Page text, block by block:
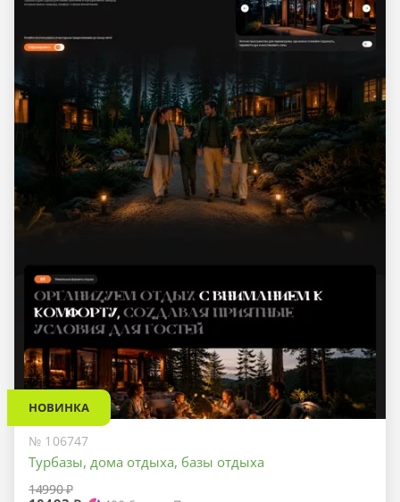
НОВИНКА
№ 106747
Турбазы, дома отдыха, базы отдыха
14990 ₽